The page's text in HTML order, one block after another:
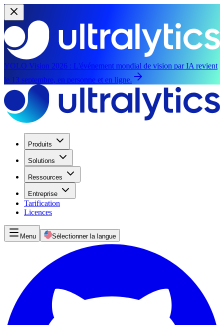
YOLO Vision 2026 : L'événement mondial de vision par IA revient
le 13 septembre, en personne et en ligne.
Produits
Solutions
Ressources
Entreprise
Tarification
Licences
Menu Sélectionner la langue